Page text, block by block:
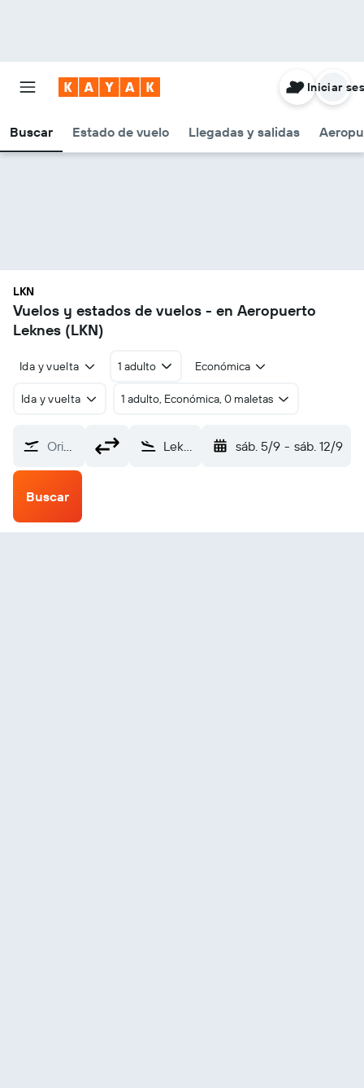
Buscar Estado de vuelo Llegadas y salidas
Iniciar
LKN
Vuelos y estados de vuelos - en Aeropuerto
Leknes (LKN)
Ida y vuelta 1 adulto Económica
Ida y vuelta 1 adulto, Económica, 0 maletas
Origen Leknes (LKN) sáb. 5/9 - sáb. 12/9
Buscar